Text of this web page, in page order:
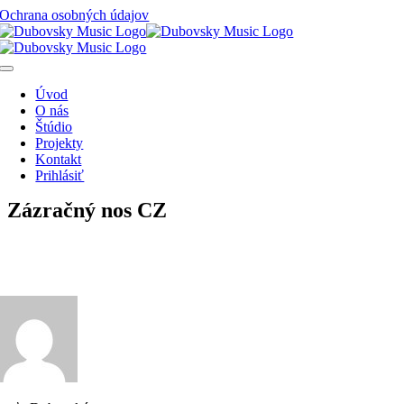
Skip
to
content
Ochrana osobných údajov
Toggle
Navigation
Úvod
O nás
Štúdio
Projekty
Kontakt
Prihlásiť
Zázračný nos CZ